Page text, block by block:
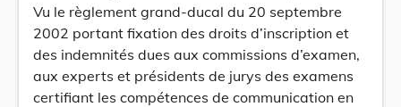
Vu le règlement grand-ducal du 20 septembre
2002 portant fixation des droits d’inscription et
des indemnités dues aux commissions d’examen,
aux experts et présidents de jurys des examens
certifiant les compétences de communication en